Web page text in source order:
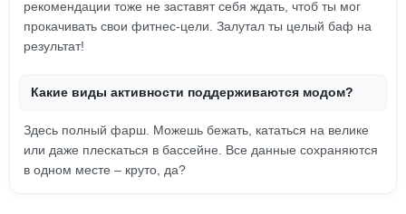
рекомендации тоже не заставят себя ждать, чтоб ты мог
прокачивать свои фитнес-цели. Залутал ты целый баф на
результат!
Какие виды активности поддерживаются модом?
Здесь полный фарш. Можешь бежать, кататься на велике
или даже плескаться в бассейне. Все данные сохраняются
в одном месте – круто, да?